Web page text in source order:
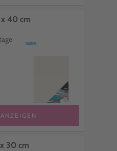
40 cm
30 cm